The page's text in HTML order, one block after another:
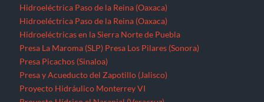
Hidroeléctrica Paso de la Reina (Oaxaca)
Hidroeléctrica Paso de la Reina (Oaxaca)
Hidroeléctricas en la Sierra Norte de Puebla
Presa La Maroma (SLP) Presa Los Pilares (Sonora)
Presa Picachos (Sinaloa)
Presa y Acueducto del Zapotillo (Jalisco)
Proyecto Hidráulico Monterrey VI